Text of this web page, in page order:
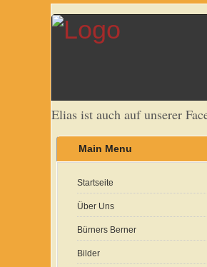
Elias ist auch auf unserer
Main Menu
Startseite
Über Uns
Bürners Berner
Bilder